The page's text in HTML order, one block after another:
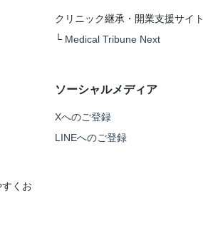
くお
クリニック継承・開業支援サイト
└ Medical Tribune Next
ソーシャルメディア
Xへのご登録
LINEへのご登録